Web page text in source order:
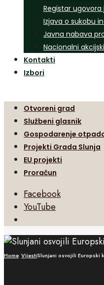
Registar
Izjava o sukobu
Javna nabava
Nacionalni
Kontakti
Izbori
Otvoreni grad
Službeni glasnik
Gospodarenje
Projekti Grada Slunja
EU projekti
Proračun
Facebook
YouTube
Search
Window
Home VijestiSlunjani osvojili Europski